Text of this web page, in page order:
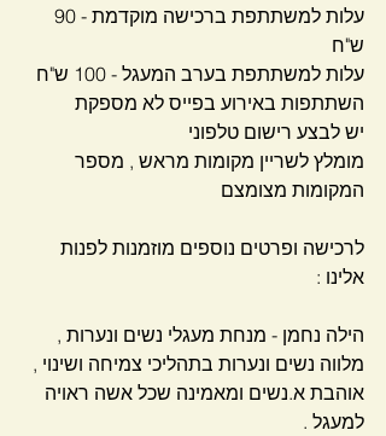
ש"ח
עלות למשתתפת בערב המעגל - 100 ש"ח
השתתפות באירוע בפייס לא מספקת
יש לבצע רישום טלפוני
מומלץ לשריין מקומות מראש , מספר
המקומות מצומצם
לרכישה ופרטים נוספים מוזמנות לפנות
אלינו :
הילה נחמן - מנחת מעגלי נשים ונערות ,
מלווה נשים ונערות בתהליכי צמיחה ושינוי ,
אוהבת א.נשים ומאמינה שכל אשה ראויה
למעגל .